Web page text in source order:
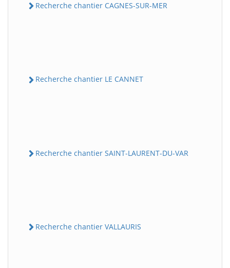
Recherche chantier CAGNES-SUR-MER
Recherche chantier LE CANNET
Recherche chantier SAINT-LAURENT-DU-VAR
Recherche chantier VALLAURIS